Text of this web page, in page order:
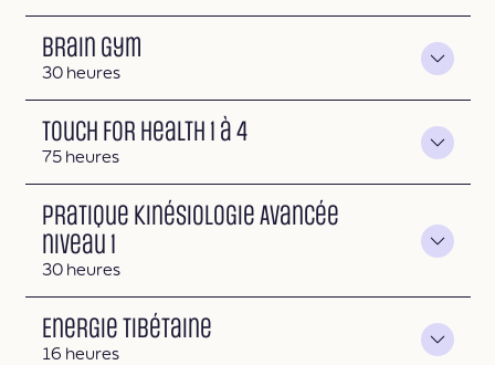
Brain Gym
Durée
30 heures
Touch For Health 1 à 4
Durée
75 heures
Pratique Kinésiologie Avancée
niveau 1
Durée
30 heures
Energie Tibétaine
Durée
16 heures